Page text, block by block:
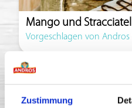
Zustimmung
Mango und
Vorgeschlagen von Andros